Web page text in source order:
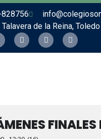
Talavera de la Reina, Toledo
FINALES